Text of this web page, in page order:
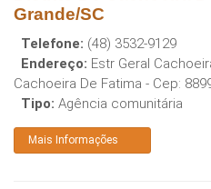
Grande/SC
Telefone: (48) 3532-9129
Endereço: Estr Geral
Cachoeira De Fatima - Cep:
Tipo: Agência comunitária
Mais Informações